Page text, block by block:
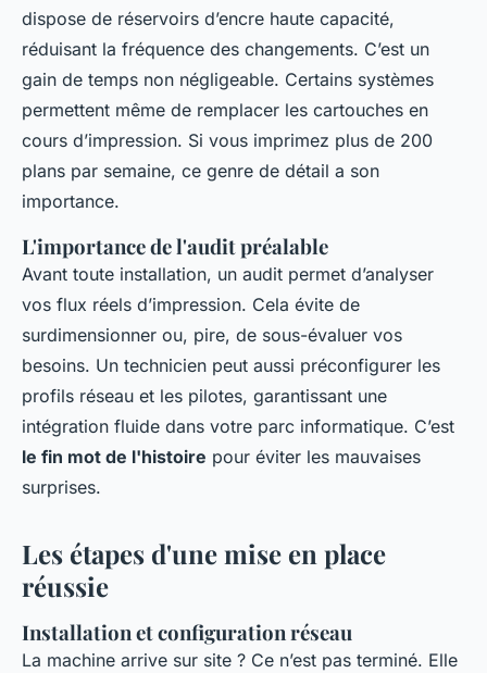
dispose de réservoirs d’encre haute capacité,
réduisant la fréquence des changements. C’est un
gain de temps non négligeable. Certains systèmes
permettent même de remplacer les cartouches en
cours d’impression. Si vous imprimez plus de 200
plans par semaine, ce genre de détail a son
importance.
L'importance de l'audit préalable
Avant toute installation, un audit permet d’analyser
vos flux réels d’impression. Cela évite de
surdimensionner ou, pire, de sous-évaluer vos
besoins. Un technicien peut aussi préconfigurer les
profils réseau et les pilotes, garantissant une
intégration fluide dans votre parc informatique. C’est
le fin mot de l'histoire pour éviter les mauvaises
surprises.
Les étapes d'une mise en place
réussie
Installation et configuration réseau
La machine arrive sur site ? Ce n’est pas terminé. Elle